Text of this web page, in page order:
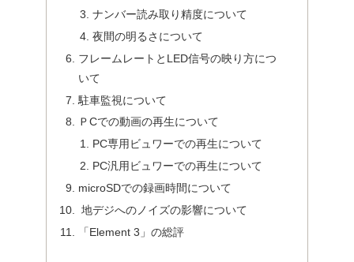
ナンバー読み取り精度について
夜間の明るさについて
フレームレートとLED信号の映り方につ
いて
駐車監視について
ＰCでの動画の再生について
PC専用ビュワーでの再生について
PC汎用ビュワーでの再生について
microSDでの録画時間について
地デジへのノイズの影響について
「Element 3」の総評